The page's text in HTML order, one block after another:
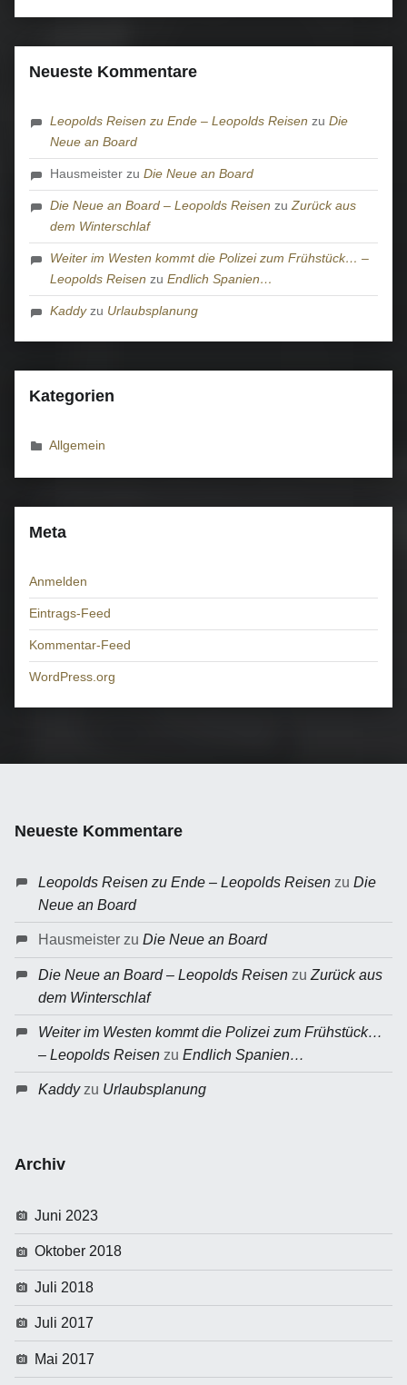
Neueste Kommentare
Leopolds Reisen zu Ende – Leopolds Reisen zuDie
Neue an Board
Hausmeister zuDie Neue an Board
Die Neue an Board – Leopolds Reisen zuZurück aus
dem Winterschlaf
Weiter im Westen kommt die Polizei zum Frühstück… –
Leopolds Reisen zuEndlich Spanien…
Kaddyzu Urlaubsplanung
Kategorien
Allgemein
Meta
Anmelden
Eintrags-Feed
Kommentar-Feed
WordPress.org
Neueste Kommentare
Leopolds Reisen zu Ende – Leopolds Reisenzu Die
Neue an Board
Hausmeisterzu Die Neue an Board
Die Neue an Board – Leopolds Reisenzu Zurück aus
dem Winterschlaf
Weiter im Westen kommt die Polizei zum Frühstück…
– Leopolds Reisenzu Endlich Spanien…
Kaddyzu Urlaubsplanung
Archiv
Juni 2023
Oktober 2018
Juli 2018
Juli 2017
Mai 2017